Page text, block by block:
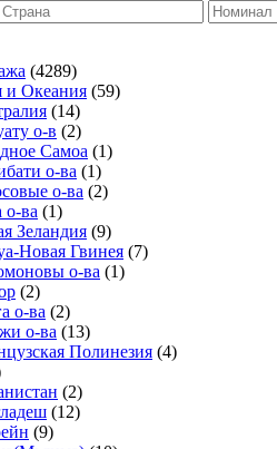
(4289)
и Океания (59)
(14)
о-в (2)
Самоа (1)
о-ва (1)
о-ва (2)
о-ва (1)
Зеландия (9)
Новая Гвинея (7)
о-ва (1)
(2)
о-ва (2)
о-ва (13)
Полинезия (4)
(2)
(12)
(9)